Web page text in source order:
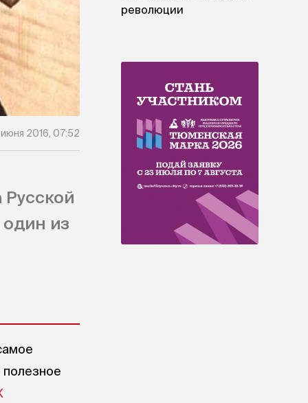
2016, 07:52
из
полезное
революции